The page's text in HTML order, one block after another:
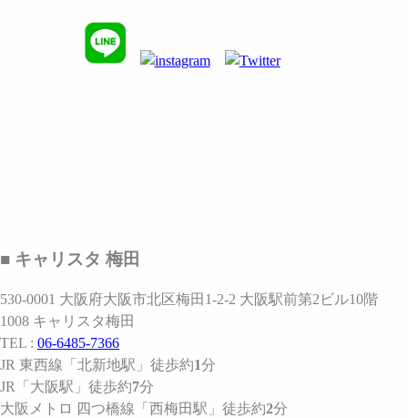
■ キャリスタ 梅田
530-0001 大阪府大阪市北区梅田1-2-2 大阪駅前第2ビル10階
1008 キャリスタ梅田
TEL : 06-6485-7366
JR 東西線 「北新地駅」 徒歩約1分
JR 「大阪駅」 徒歩約7分
大阪メトロ 四つ橋線 「西梅田駅」 徒歩約2分